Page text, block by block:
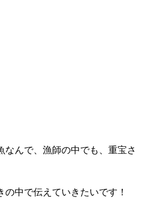
んで、漁師の中でも、重宝さ
中で伝えていきたいです！